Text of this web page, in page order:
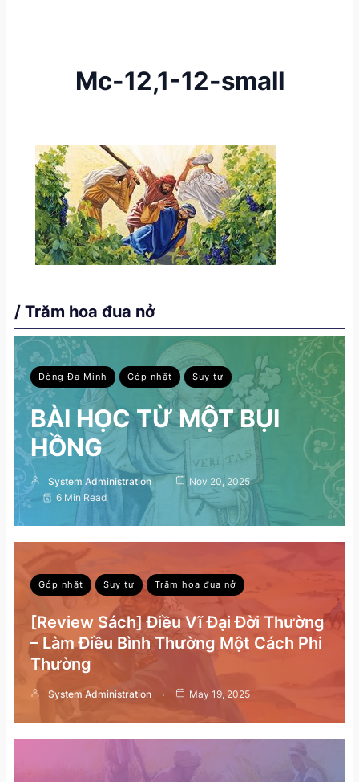
Mc-12,1-12-small
/ Trăm hoa đua nở
Dòng Đa Minh Góp nhặt Suy tư
BÀI HỌC TỪ MỘT BỤI
HỒNG
System Administration
Nov 20, 2025
6 Min Read
Góp nhặt Suy tư Trăm hoa đua nở
[Review Sách] Điều Vĩ Đại Đời Thường
– Làm Điều Bình Thường Một Cách Phi
Thường
System Administration May 19, 2025